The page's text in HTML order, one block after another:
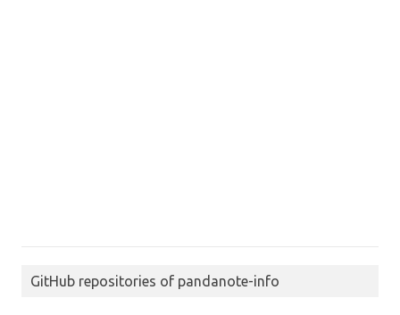
GitHub repositories of pandanote-info